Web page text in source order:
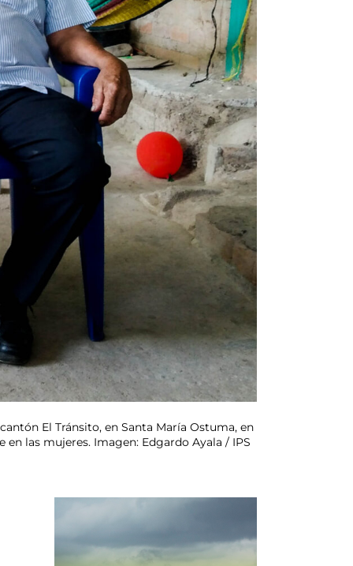
El Tránsito, en Santa María Ostuma, en
las mujeres. Imagen: Edgardo Ayala / IPS